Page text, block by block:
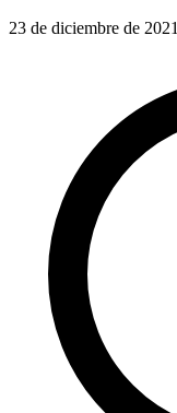
23 de diciembre de 2021